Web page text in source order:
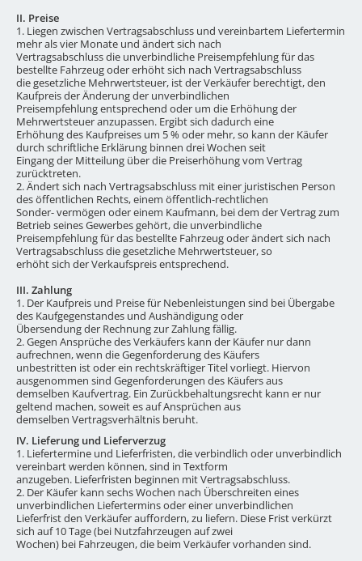
II. Preise
1. Liegen zwischen Vertragsabschluss und vereinbartem Liefertermin
mehr als vier Monate und ändert sich nach
Vertragsabschluss die unverbindliche Preisempfehlung für das
bestellte Fahrzeug oder erhöht sich nach Vertragsabschluss
die gesetzliche Mehrwertsteuer, ist der Verkäufer berechtigt, den
Kaufpreis der Änderung der unverbindlichen
Preisempfehlung entsprechend oder um die Erhöhung der
Mehrwertsteuer anzupassen. Ergibt sich dadurch eine
Erhöhung des Kaufpreises um 5 % oder mehr, so kann der Käufer
durch schriftliche Erklärung binnen drei Wochen seit
Eingang der Mitteilung über die Preiserhöhung vom Vertrag
zurücktreten.
2. Ändert sich nach Vertragsabschluss mit einer juristischen Person
des öffentlichen Rechts, einem öffentlich-rechtlichen
Sonder- vermögen oder einem Kaufmann, bei dem der Vertrag zum
Betrieb seines Gewerbes gehört, die unverbindliche
Preisempfehlung für das bestellte Fahrzeug oder ändert sich nach
Vertragsabschluss die gesetzliche Mehrwertsteuer, so
erhöht sich der Verkaufspreis entsprechend.
III. Zahlung
1. Der Kaufpreis und Preise für Nebenleistungen sind bei Übergabe
des Kaufgegenstandes und Aushändigung oder
Übersendung der Rechnung zur Zahlung fällig.
2. Gegen Ansprüche des Verkäufers kann der Käufer nur dann
aufrechnen, wenn die Gegenforderung des Käufers
unbestritten ist oder ein rechtskräftiger Titel vorliegt. Hiervon
ausgenommen sind Gegenforderungen des Käufers aus
demselben Kaufvertrag. Ein Zurückbehaltungsrecht kann er nur
geltend machen, soweit es auf Ansprüchen aus
demselben Vertragsverhältnis beruht.
IV. Lieferung und Lieferverzug
1. Liefertermine und Lieferfristen, die verbindlich oder unverbindlich
vereinbart werden können, sind in Textform
anzugeben. Lieferfristen beginnen mit Vertragsabschluss.
2. Der Käufer kann sechs Wochen nach Überschreiten eines
unverbindlichen Liefertermins oder einer unverbindlichen
Lieferfrist den Verkäufer auffordern, zu liefern. Diese Frist verkürzt
sich auf 10 Tage (bei Nutzfahrzeugen auf zwei
Wochen) bei Fahrzeugen, die beim Verkäufer vorhanden sind.